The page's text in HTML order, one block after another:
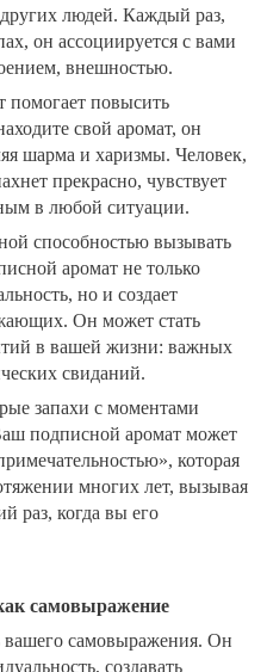
людей. Каждый раз,
он ассоциируется с вами
внешностью.
помогает повысить
свой аромат, он
шарма и харизмы. Человек,
прекрасно, чувствует
в любой ситуации.
способностью вызывать
аромат не только
но и создает
Он может стать
в вашей жизни: важных
свиданий.
запахи с моментами
подписной аромат может
которая
многих лет, вызывая
раз, когда вы его
самовыражение
вашего самовыражения. Он
создавать